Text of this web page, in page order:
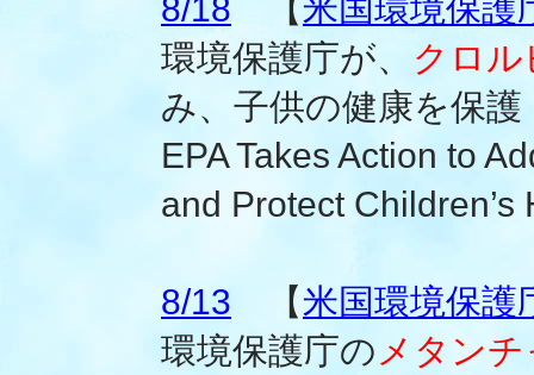
8/18 【米国環境保護
環境保護庁が、 クロ
み、子供の健康を保護
EPA Takes Action to
and Protect Children’s
8/13 【米国環境保護
環境保護庁の メタン